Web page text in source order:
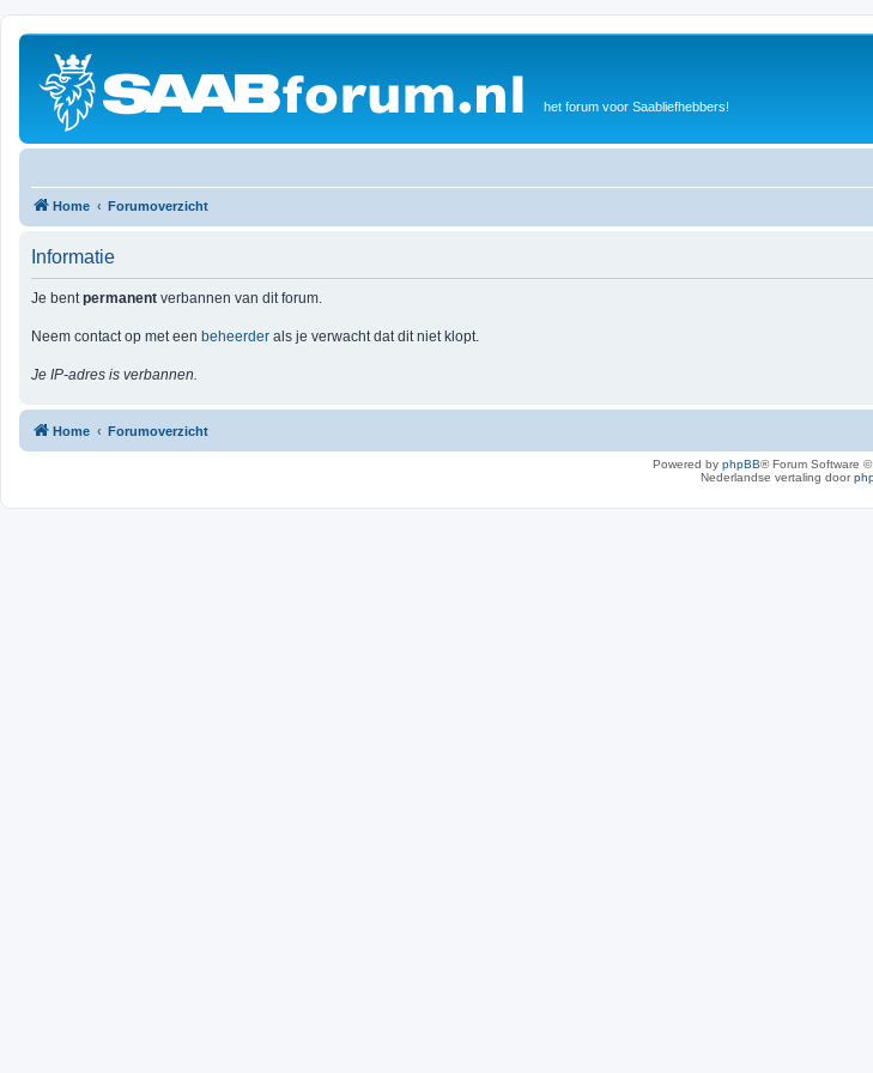
het forum voor Saabliefhebbers!
Home Forumoverzicht
Informatie
Je bentpermanent verbannen van dit forum.
Neem contact op met een beheerder als je verwacht dat dit niet klopt.
Je IP-adres is verbannen.
Home Forumoverzicht
Powered by phpBB® Forum Software
Nederlandse vertaling door